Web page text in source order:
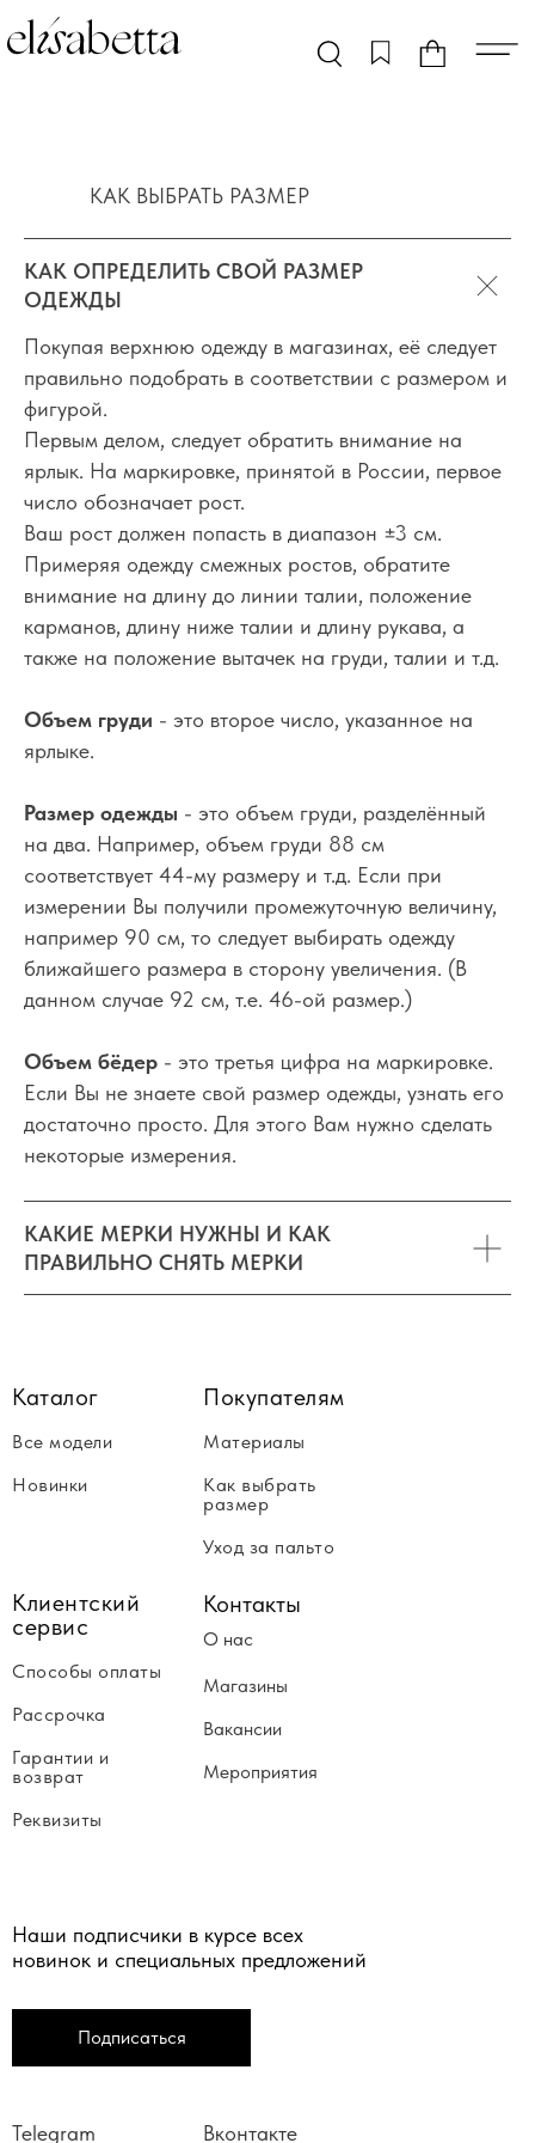
КАК ВЫБРАТЬ РАЗМЕР
КАК ОПРЕДЕЛИТЬ СВОЙ РАЗМЕР
ОДЕЖДЫ
Покупая верхнюю одежду в магазинах, её следует
правильно подобрать в соответствии с размером и
фигурой.
Первым делом, следует обратить внимание на
ярлык. На маркировке, принятой в России, первое
число обозначает рост.
Ваш рост должен попасть в диапазон ±3 см.
Примеряя одежду смежных ростов, обратите
внимание на длину до линии талии, положение
карманов, длину ниже талии и длину рукава, а
также на положение вытачек на груди, талии и т.д.
Объем груди - это второе число, указанное на
ярлыке.
Размер одежды - это объем груди, разделённый
на два. Например, объем груди 88 см
соответствует 44-му размеру и т.д. Если при
измерении Вы получили промежуточную величину,
например 90 см, то следует выбирать одежду
ближайшего размера в сторону увеличения. (В
данном случае 92 см, т.е. 46-ой размер.)
Объем бёдер - это третья цифра на маркировке.
Если Вы не знаете свой размер одежды, узнать его
достаточно просто. Для этого Вам нужно сделать
некоторые измерения.
КАКИЕ МЕРКИ НУЖНЫ И КАК
ПРАВИЛЬНО СНЯТЬ МЕРКИ
Мероприятия
Вакансии
Магазины
О нас
Контакты
Способы оплаты
Рассрочка
Гарантии и
возврат
Реквизиты
Клиентский
сервис
Покупателям
Материалы
Как выбрать
размер
Уход за пальто
Все модели
Новинки
Каталог
Вконтакте
Telegram
Наши подписчики в курсе всех
новинок и специальных предложений
Подписаться